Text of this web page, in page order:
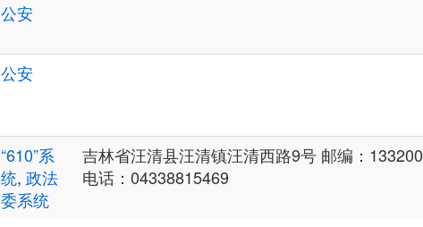
公安
公安
“610”系
统, 政法
委系统
吉林省汪清县汪清镇汪清西路9号 邮编：133200
电话：04338815469